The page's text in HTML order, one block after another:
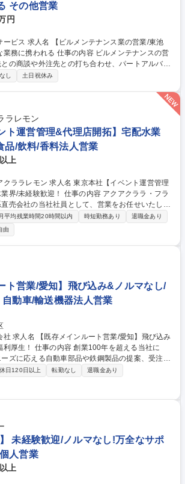
その他営業
円
ス業の営業/東池
の内容 ビルメンテナンスの営
の商談や外注先との打ち合わせ、パートアルバイ
ます。新規案件は、既存取引先からの紹介が多いた
業として多岐にわたる業務を担当いただきます。主
より規模の大きい同業他社、学校、官公庁等。既
成、外注業者の手配、オフィスビル・学校等ビル
定期業務の運営管理など現場管理を行います。ま
接や入社後の指導も併せて担当します。 募集職
の営業/東池袋】ノルマ無し/様々な業務に携われ
し 土日祝休み
ラレモン
ト運営管理&代理店開拓】宅配水業
品/飲料/香料法人営業
上
京本社【イベント運営管理
仕事の内容 アクアクララ・フラ
売会社の当社社員として、営業をお任せいたしま
営業■催事(試飲会イベント)の運営管理■協力企業
希望者を紹
発と契約活動：提案書・企画書の作成等■自社の
に関するご提案、ご案内、問い合わせ対応■大型
モール、子育て中の方を対象にしたイベントの運
募集職種 東京本社【イベント運
宅配水業界/未経験歓迎！
月平均残業時間20時間以内 時短勤務あり
退職金あり
由
ト営業/愛知】飛び込み&ノルマなし/
動車/輸送機器法人営業
飛び込み
年を超える当社に
ズに応える自動車部品や鉄鋼製品の提案、受注、
ル管理をお任せいたします。既存顧客がメインで、
【具体的な業務詳細】 ■注文書
ュール調整・管理 ■材料の仕入れ全般 など お客さ
イチから企画提案をしたり、社内の設計・バイヤ
イドで製品を製造したり...と顧客との取引を通じ
キルを身につけ成長することができます。 募集
ト営業/愛知】飛び込み＆ノルマなし/手厚い福利厚
日120日以上 転勤なし
退職金あり
未経験歓迎/ノルマなし!万全なサポ
人営業
上